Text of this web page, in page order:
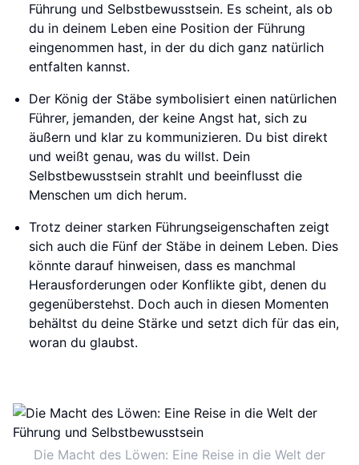
Führung und Selbstbewusstsein. Es scheint, als ob
du in deinem Leben eine Position der Führung
eingenommen hast, in der du dich ganz natürlich
entfalten kannst.
Der König der Stäbe symbolisiert einen natürlichen
Führer, jemanden, der keine Angst hat, sich zu
äußern und klar zu kommunizieren. Du bist direkt
und weißt genau, was du willst. Dein
Selbstbewusstsein strahlt und beeinflusst die
Menschen um dich herum.
Trotz deiner starken Führungseigenschaften zeigt
sich auch die Fünf der Stäbe in deinem Leben. Dies
könnte darauf hinweisen, dass es manchmal
Herausforderungen oder Konflikte gibt, denen du
gegenüberstehst. Doch auch in diesen Momenten
behältst du deine Stärke und setzt dich für das ein,
woran du glaubst.
Die Macht des Löwen: Eine Reise in die Welt der